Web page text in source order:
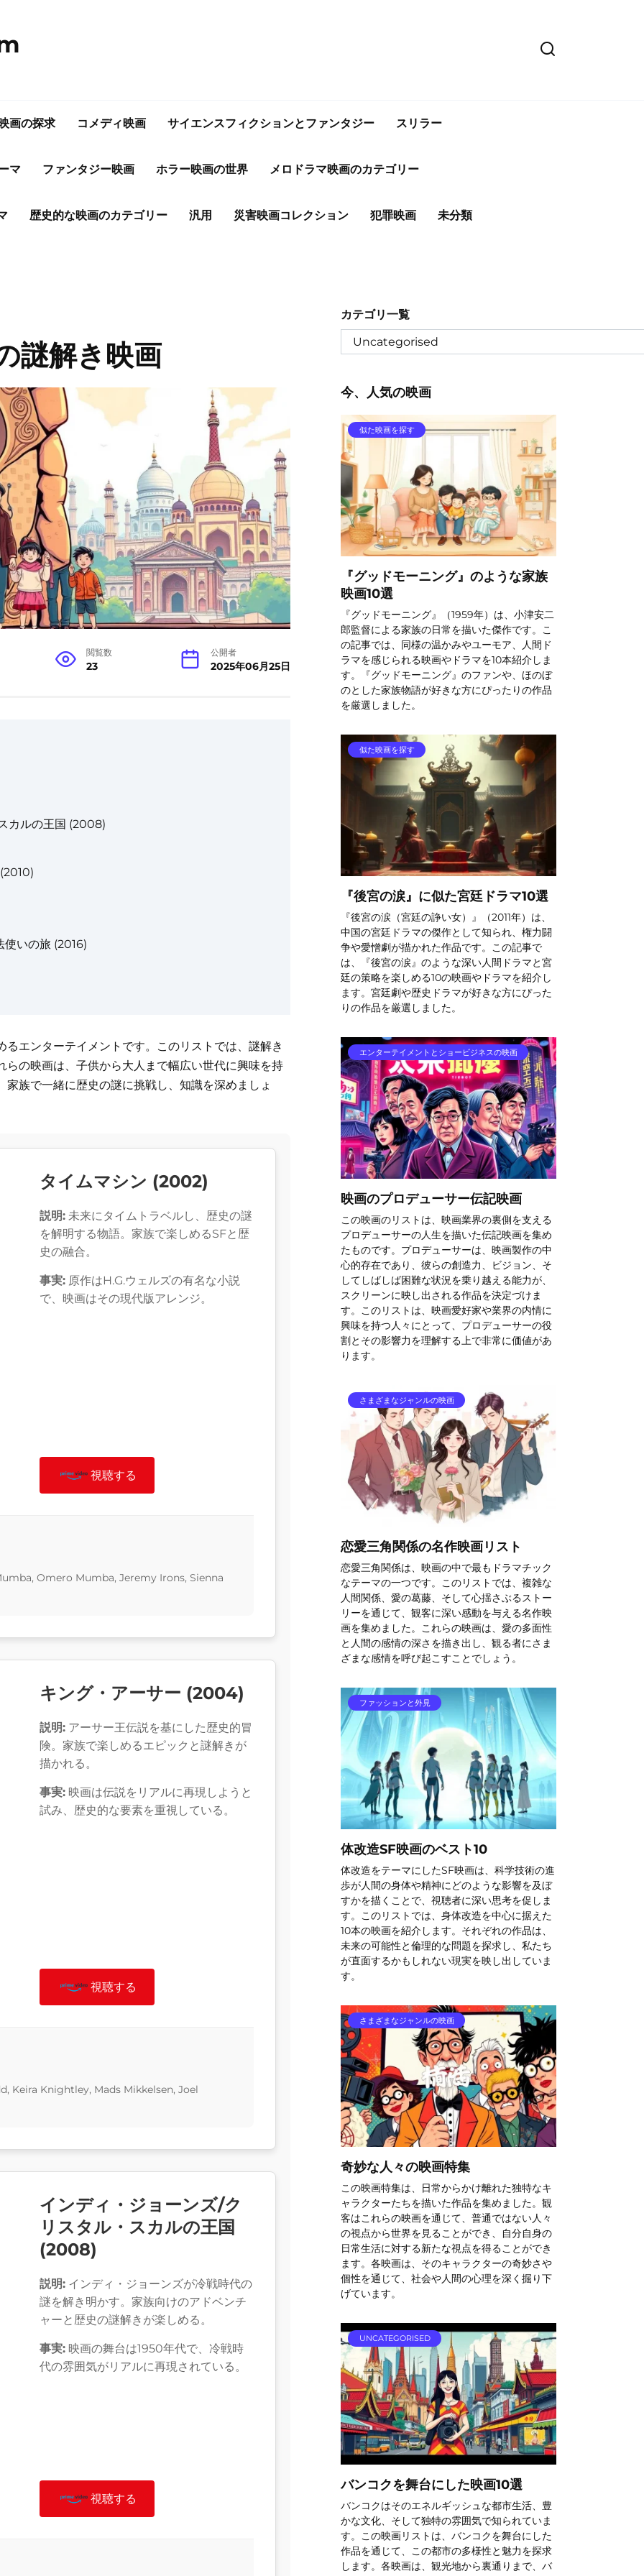
画の探求 コメディ映画 サイエンスフィクションとファンタジー スリラー
マ ファンタジー映画 ホラー映画の世界 メロドラマ映画のカテゴリー
歴史的な映画のカテゴリー 汎用 災害映画コレクション 犯罪映画 未分類
謎解き映画
閲覧数
23
公開者
2025年06月25日
カルの王国 (2008)
使いの旅 (2016)
エンターテイメントです。このリストでは、謎解き
の映画は、子供から大人まで幅広い世代に興味を持
族で一緒に歴史の謎に挑戦し、知識を深めましょ
タイムマシン (2002)
説明: 未来にタイムトラベルし、歴史の謎
を解明する物語。家族で楽しめるSFと歴
史の融合。
事実: 原作はH.G.ウェルズの有名な小説
で、映画はその現代版アレンジ。
視聴する
Omero Mumba, Jeremy Irons, Sienna
キング・アーサー (2004)
説明: アーサー王伝説を基にした歴史的冒
険。家族で楽しめるエピックと謎解きが
描かれる。
事実: 映画は伝説をリアルに再現しようと
試み、歴史的な要素を重視している。
視聴する
Keira Knightley, Mads Mikkelsen, Joel
インディ・ジョーンズ/ク
リスタル・スカルの王国
(2008)
説明: インディ・ジョーンズが冷戦時代の
謎を解き明かす。家族向けのアドベンチ
ャーと歴史の謎解きが楽しめる。
事実: 映画の舞台は1950年代で、冷戦時
代の雰囲気がリアルに再現されている。
視聴する
カテゴリ一覧
今、人気の映画
似た映画を探す
『グッドモーニング』のような家族
映画10選
『グッドモーニング』（1959年）は、小津安二
郎監督による家族の日常を描いた傑作です。こ
の記事では、同様の温かみやユーモア、人間ド
ラマを感じられる映画やドラマを10本紹介しま
す。『グッドモーニング』のファンや、ほのぼ
のとした家族物語が好きな方にぴったりの作品
を厳選しました。
似た映画を探す
『後宮の涙』に似た宮廷ドラマ10選
『後宮の涙（宮廷の諍い女）』（2011年）は、
中国の宮廷ドラマの傑作として知られ、権力闘
争や愛憎劇が描かれた作品です。この記事で
は、『後宮の涙』のような深い人間ドラマと宮
廷の策略を楽しめる10の映画やドラマを紹介し
ます。宮廷劇や歴史ドラマが好きな方にぴった
りの作品を厳選しました。
エンターテイメントとショービジネスの映画
映画のプロデューサー伝記映画
この映画のリストは、映画業界の裏側を支える
プロデューサーの人生を描いた伝記映画を集め
たものです。プロデューサーは、映画製作の中
心的存在であり、彼らの創造力、ビジョン、そ
してしばしば困難な状況を乗り越える能力が、
スクリーンに映し出される作品を決定づけま
す。このリストは、映画愛好家や業界の内情に
興味を持つ人々にとって、プロデューサーの役
割とその影響力を理解する上で非常に価値があ
ります。
さまざまなジャンルの映画
恋愛三角関係の名作映画リスト
恋愛三角関係は、映画の中で最もドラマチック
なテーマの一つです。このリストでは、複雑な
人間関係、愛の葛藤、そして心揺さぶるストー
リーを通じて、観客に深い感動を与える名作映
画を集めました。これらの映画は、愛の多面性
と人間の感情の深さを描き出し、観る者にさま
ざまな感情を呼び起こすことでしょう。
ファッションと外見
体改造SF映画のベスト10
体改造をテーマにしたSF映画は、科学技術の進
歩が人間の身体や精神にどのような影響を及ぼ
すかを描くことで、視聴者に深い思考を促しま
す。このリストでは、身体改造を中心に据えた
10本の映画を紹介します。それぞれの作品は、
未来の可能性と倫理的な問題を探求し、私たち
が直面するかもしれない現実を映し出していま
す。
さまざまなジャンルの映画
奇妙な人々の映画特集
この映画特集は、日常からかけ離れた独特なキ
ャラクターたちを描いた作品を集めました。観
客はこれらの映画を通じて、普通ではない人々
の視点から世界を見ることができ、自分自身の
日常生活に対する新たな視点を得ることができ
ます。各映画は、そのキャラクターの奇妙さや
個性を通じて、社会や人間の心理を深く掘り下
げています。
UNCATEGORISED
バンコクを舞台にした映画10選
バンコクはそのエネルギッシュな都市生活、豊
かな文化、そして独特の雰囲気で知られていま
す。この映画リストは、バンコクを舞台にした
作品を通じて、この都市の多様性と魅力を探求
します。各映画は、観光地から裏通りまで、バ